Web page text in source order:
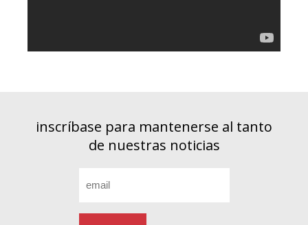
inscríbase para mantenerse al tanto
de nuestras noticias